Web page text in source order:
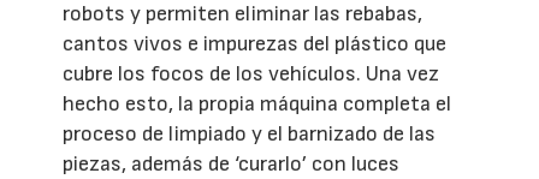
robots y permiten eliminar las rebabas,
cantos vivos e impurezas del plástico que
cubre los focos de los vehículos. Una vez
hecho esto, la propia máquina completa el
proceso de limpiado y el barnizado de las
piezas, además de ‘curarlo’ con luces